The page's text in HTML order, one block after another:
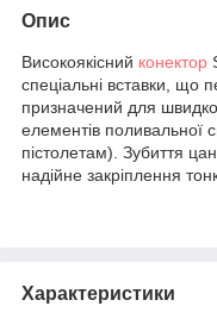
Опис
Високоякісний конектор
спеціальні вставки, що
призначений для
елементів поливальної
пістолетам). Зубиття
надійне закріплення
Характеристики